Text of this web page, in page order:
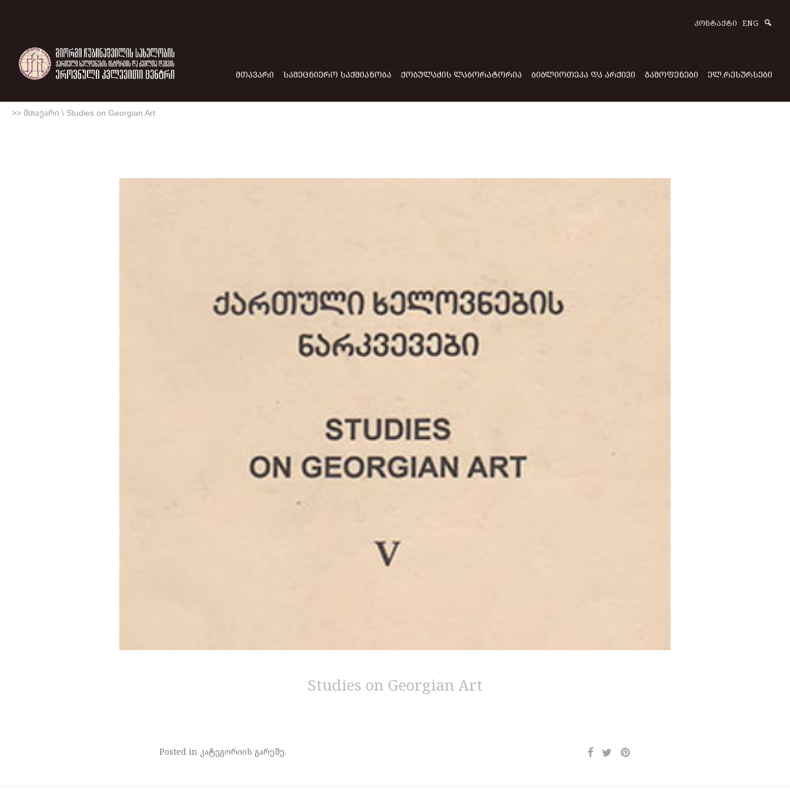
ᲙᲝᲜᲢᲐᲥᲢᲘ ENG
ᲛᲗᲐᲕᲐᲠᲘ ᲡᲐᲛᲔᲪᲜᲘᲔᲠᲝ ᲡᲐᲥᲛᲘᲐᲜᲝᲑᲐ ᲥᲝᲑᲣᲚᲐᲫᲘᲡ ᲚᲐᲑᲝᲠᲐᲢᲝᲠᲘᲐ ᲑᲘᲑᲚᲘᲝᲗᲔᲙᲐ ᲓᲐ ᲐᲠᲥᲘᲕᲘ ᲒᲐᲛᲝᲤᲔᲜᲔᲑᲘ ᲔᲚ.ᲠᲔᲡᲣᲠᲡᲔᲑᲘ
>> მთავარი \ Studies on Georgian Art
Studies on Georgian Art
Posted in კატეგორიის გარეშე.